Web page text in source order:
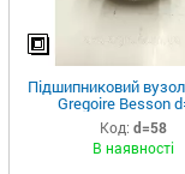
Підшипниковий
Gregoire Besson
Код: d=58
В наявності